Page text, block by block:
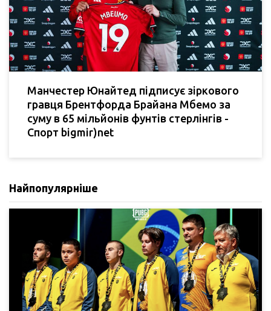
Манчестер Юнайтед підписує зіркового
гравця Брентфорда Брайана Мбемо за
суму в 65 мільйонів фунтів стерлінгів -
Спорт bigmir)net
Найпопулярніше